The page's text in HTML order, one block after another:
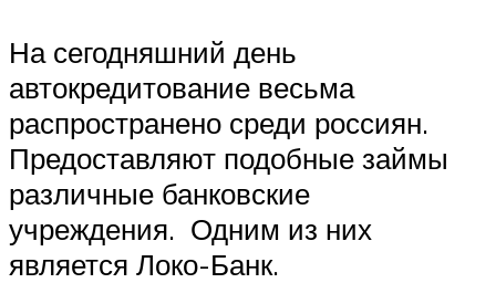
На сегодняшний день
автокредитование весьма
распространено среди россиян.
Предоставляют подобные займы
различные банковские
учреждения. Одним из них
является Локо-Банк.